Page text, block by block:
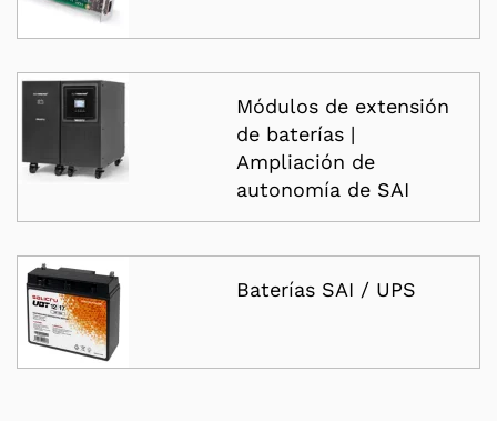
Módulos de extensión
de baterías |
Ampliación de
autonomía de SAI
Baterías SAI / UPS